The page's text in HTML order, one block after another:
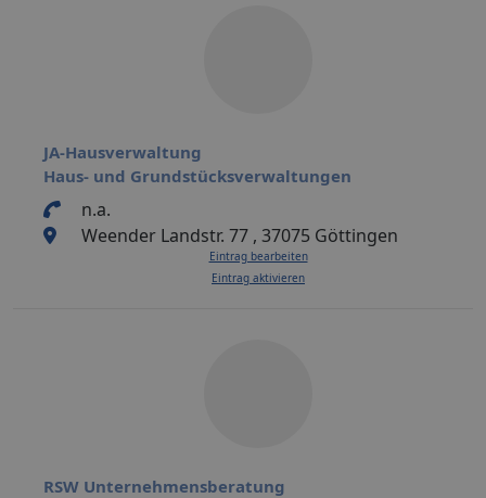
JA-Hausverwaltung
Haus- und Grundstücksverwaltungen
n.a.
Weender Landstr. 77 , 37075 Göttingen
Eintrag bearbeiten
Eintrag aktivieren
RSW Unternehmensberatung